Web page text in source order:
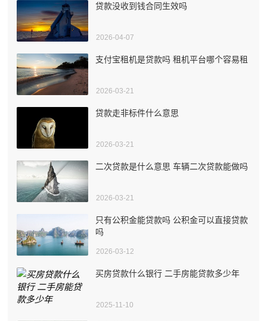
贷款没收到钱合同生效吗
2026-04-07
支付宝租机是贷款吗 租机平台哪个容易租
2026-03-21
贷款走非标件什么意思
2026-03-21
二次贷款是什么意思 车辆二次贷款能做吗
2026-03-21
只有公积金能贷款吗 公积金可以直接贷款
吗
2026-03-12
买房贷款什么银行 二手房能贷款多少年
2025-11-10